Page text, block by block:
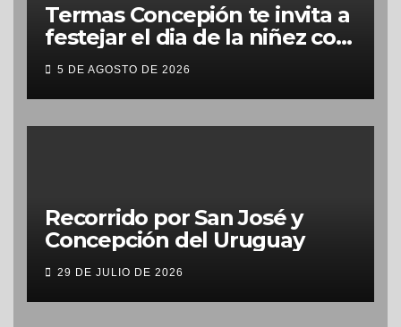
Termas Concepión te invita a
festejar el dia de la niñez con
grandes beneficios
5 DE AGOSTO DE 2026
Recorrido por San José y
Concepción del Uruguay
29 DE JULIO DE 2026